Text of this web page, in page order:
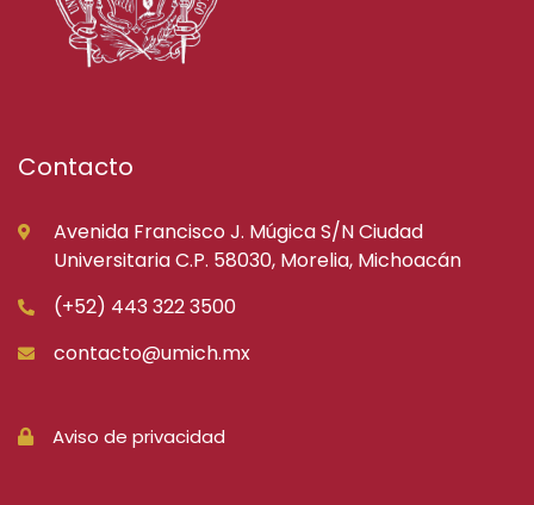
Contacto
Avenida Francisco J. Múgica S/N Ciudad
Universitaria C.P. 58030, Morelia, Michoacán
(+52) 443 322 3500
contacto@umich.mx
Aviso de privacidad